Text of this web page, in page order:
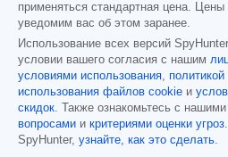
применяться стандартная цена.
уведомим вас об этом заранее.
Использование всех версий
условии вашего согласия с нашим
условиями использования,
использования файлов cookie и
скидок. Также ознакомьтесь с нашими
вопросами и критериями оценки угроз
SpyHunter, узнайте, как это сделать.